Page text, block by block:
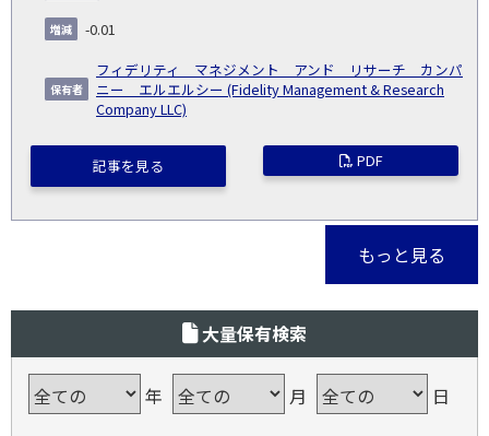
-0.01
フィデリティ マネジメント アンド リサーチ カンパ
ニー エルエルシー (Fidelity Management & Research
Company LLC)
記事を見る PDF
もっと見る
大量保有検索
年 月 日